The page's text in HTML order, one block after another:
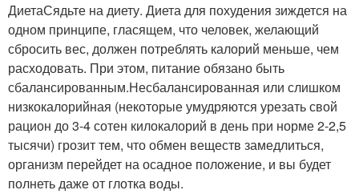
ДиетаСядьте на диету. Диета для похудения зиждется на
одном принципе, гласящем, что человек, желающий
сбросить вес, должен потреблять калорий меньше, чем
расходовать. При этом, питание обязано быть
сбалансированным.Несбалансированная или слишком
низкокалорийная (некоторые умудряются урезать свой
рацион до 3-4 сотен килокалорий в день при норме 2-2,5
тысячи) грозит тем, что обмен веществ замедлиться,
организм перейдет на осадное положение, и вы будет
полнеть даже от глотка воды.